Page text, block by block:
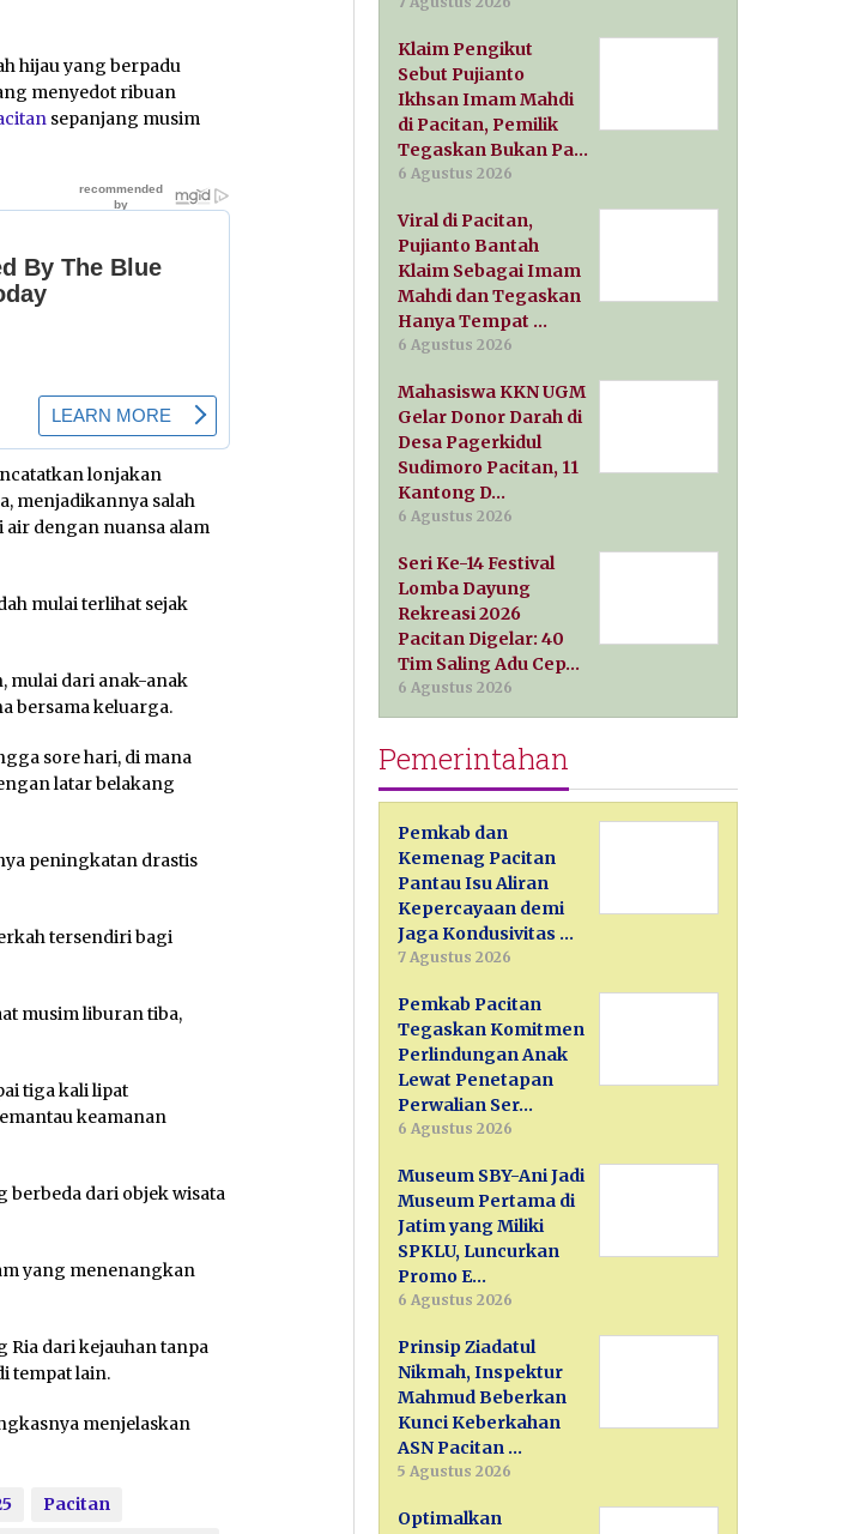
hijau yang berpadu
menyedot ribuan
sepanjang musim
lonjakan
menjadikannya salah
dengan nuansa alam
mulai terlihat sejak
mulai dari anak-anak
bersama keluarga.
sore hari, di mana
latar belakang
peningkatan drastis
tersendiri bagi
musim liburan tiba,
tiga kali lipat
keamanan
berbeda dari objek wisata
yang menenangkan
Ria dari kejauhan tanpa
tempat lain.
menjelaskan
Pacitan
Klaim Pengikut
Sebut Pujianto
Ikhsan Imam Mahdi
di Pacitan, Pemilik
Tegaskan Bukan Pa…
6 Agustus 2026
Viral di Pacitan,
Pujianto Bantah
Klaim Sebagai Imam
Mahdi dan Tegaskan
Hanya Tempat …
6 Agustus 2026
Mahasiswa KKN UGM
Gelar Donor Darah di
Desa Pagerkidul
Sudimoro Pacitan, 11
Kantong D…
6 Agustus 2026
Seri Ke-14 Festival
Lomba Dayung
Rekreasi 2026
Pacitan Digelar: 40
Tim Saling Adu Cep…
6 Agustus 2026
Pemerintahan
Pemkab dan
Kemenag Pacitan
Pantau Isu Aliran
Kepercayaan demi
Jaga Kondusivitas …
7 Agustus 2026
Pemkab Pacitan
Tegaskan Komitmen
Perlindungan Anak
Lewat Penetapan
Perwalian Ser…
6 Agustus 2026
Museum SBY-Ani Jadi
Museum Pertama di
Jatim yang Miliki
SPKLU, Luncurkan
Promo E…
6 Agustus 2026
Prinsip Ziadatul
Nikmah, Inspektur
Mahmud Beberkan
Kunci Keberkahan
ASN Pacitan …
5 Agustus 2026
Optimalkan